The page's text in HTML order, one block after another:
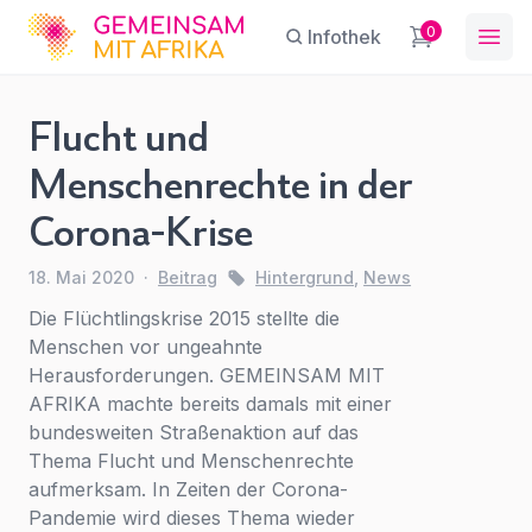
GFA Infothek 0
Flucht und
Menschenrechte in der
Corona-Krise
18. Mai 2020 · Beitrag Hintergrund News
Die Flüchtlingskrise 2015 stellte die
Menschen vor ungeahnte
Herausforderungen. GEMEINSAM MIT
AFRIKA machte bereits damals mit einer
bundesweiten Straßenaktion auf das
Thema Flucht und Menschenrechte
aufmerksam. In Zeiten der Corona-
Pandemie wird dieses Thema wieder
Sie haben eine Frage?
Betreff*
Flucht und
Menschenrechte
in der Corona-
News
Für
den
Ein Konto erstellen
Last Name*
E-Mail-Adresse *
Abonnieren Sie unseren Newsletter
regelmäßige Updates.